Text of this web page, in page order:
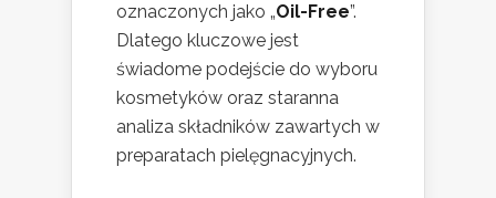
oznaczonych jako „Oil-Free”.
Dlatego kluczowe jest
świadome podejście do wyboru
kosmetyków oraz staranna
analiza składników zawartych w
preparatach pielęgnacyjnych.